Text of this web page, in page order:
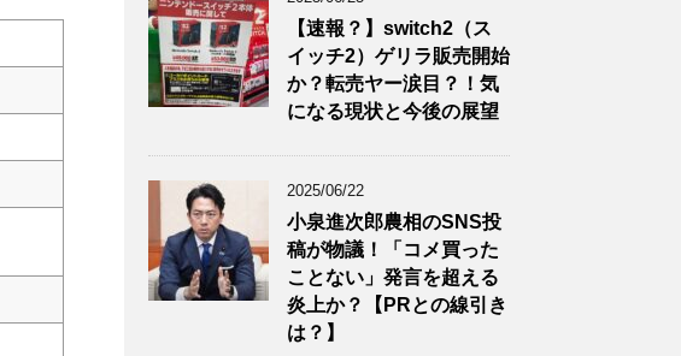
【速報？】switch2（ス
イッチ2）ゲリラ販売開始
か？転売ヤー涙目？！気
になる現状と今後の展望
2025/06/22
小泉進次郎農相のSNS投
稿が物議！「コメ買った
ことない」発言を超える
炎上か？【PRとの線引き
は？】